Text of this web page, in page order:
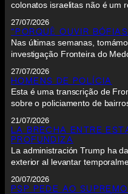
colonatos israelitas não é um
27/07/2026
“PORQUÊ OUVIR
Nas últimas semanas,
investigação Fronteira do
27/07/2026
HOMENS DE POLÍCIA
Esta é uma transcrição de
sobre o policiamento de
21/07/2026
LA BRECHA ENTRE
PROFUNDIZA
La administración Trump ha
exterior al levantar
20/07/2026
PSP PEDE AO